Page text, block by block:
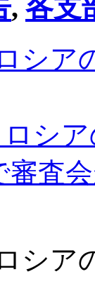
, 各支
シ
シ